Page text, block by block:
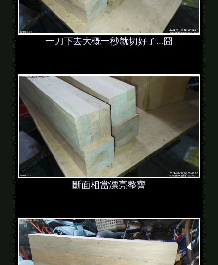
一刀下去大概一秒就切好了...囧
斷面相當漂亮整齊